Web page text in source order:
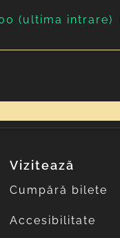
(ultima intrare)
Vizitează
Cumpără bilete
Accesibilitate